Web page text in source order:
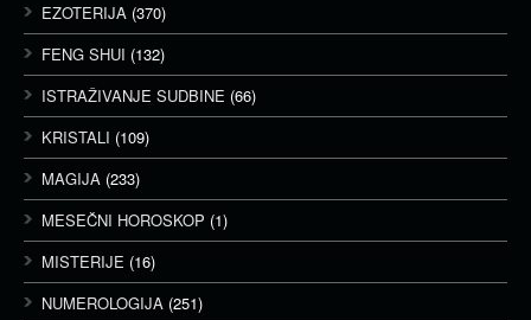
EZOTERIJA (370)
FENG SHUI (132)
ISTRAŽIVANJE SUDBINE (66)
KRISTALI (109)
MAGIJA (233)
MESEČNI HOROSKOP (1)
MISTERIJE (16)
NUMEROLOGIJA (251)